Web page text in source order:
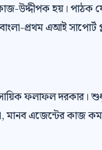
উদ্দীপক হয়।
প্রথম এআই সাপোর্ট
ফলাফল
মানব এজেন্টের কাজ